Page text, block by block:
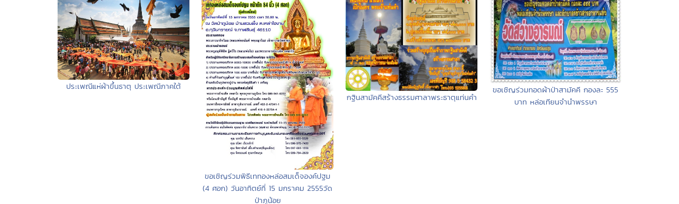
ประเพณีแห่ผ้าขึ้นธาตุ ประเพณีภาคใต้
ขอเชิญร่วมพิธีเททองหล่อสมเด็จองค์ปฐม
(4 ศอก) วันอาทิตย์ที่ 15 มกราคม 2555วัด
ป่าภูน้อย
กฐินสามัคคีสร้างธรรมศาลาพระธาตุแท่นคำ
ขอเชิญร่วมทอดผ้าป่าสามัคคี กองละ 555
บาท หล่อเทียนจำนำพรรษา